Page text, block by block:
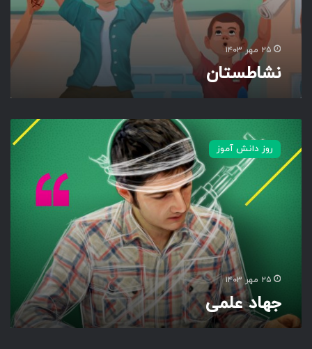
۲۵ مهر ۱۴۰۳
نشاطستان
ا
روز دانش آموز
۲۵ مهر ۱۴۰۳
جهاد علمی